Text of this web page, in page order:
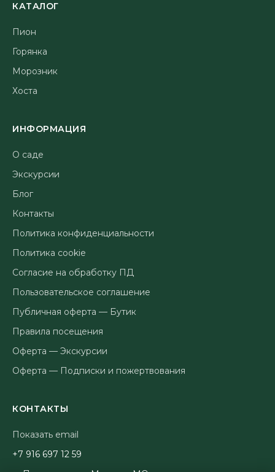
КАТАЛОГ
Пион
Горянка
Морозник
Хоста
ИНФОРМАЦИЯ
О саде
Экскурсии
Блог
Контакты
Политика конфиденциальности
Политика cookie
Согласие на обработку ПД
Пользовательское соглашение
Публичная оферта — Бутик
Правила посещения
Оферта — Экскурсии
Оферта — Подписки и пожертвования
КОНТАКТЫ
Показать email
95 21 796 619 7+